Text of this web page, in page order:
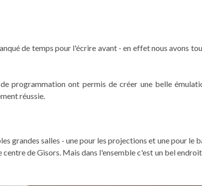
de temps pour l'écrire avant - en effet nous avons
programmation ont permis de créer une belle
réussie.
grandes salles - une pour les projections et une pour le
de Gisors. Mais dans l'ensemble c'est un bel